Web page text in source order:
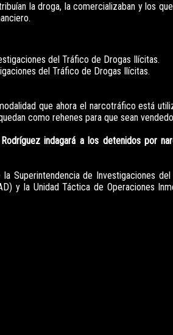
la droga, la comercializaban y los
del Tráfico de Drogas Ilícitas.
que ahora el narcotráfico está
como rehenes para que sean
indagará a los detenidos por
Superintendencia de Investigaciones
y la Unidad Táctica de Operaciones